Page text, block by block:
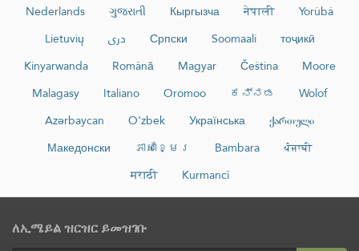
Nederlands
ગુજરાતી Кыргызча नेपाली
Yorùbá
Lietuvių
دری Српски Soomaali
тоҷикӣ
Kinyarwanda
Română Magyar Čeština
Moore
Malagasy
Italiano Oromoo ಕನ್ನಡ
Wolof
Azərbaycan
O‘zbek Українська
ქართული
Македонски
ភាសាខ្មែរ Bambara
ਪੰਜਾਬੀ
मराठी
Kurmancî
ለኢሜይል ዝርዝር ይመዝገቡ